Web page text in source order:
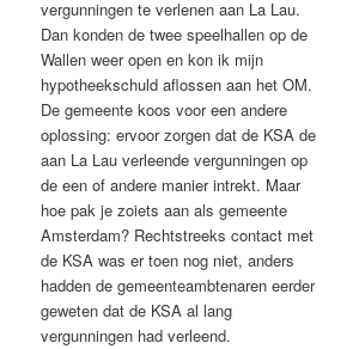
vergunningen te verlenen aan La Lau.
Dan konden de twee speelhallen op de
Wallen weer open en kon ik mijn
hypotheekschuld aflossen aan het OM.
De gemeente koos voor een andere
oplossing: ervoor zorgen dat de KSA de
aan La Lau verleende vergunningen op
de een of andere manier intrekt. Maar
hoe pak je zoiets aan als gemeente
Amsterdam? Rechtstreeks contact met
de KSA was er toen nog niet, anders
hadden de gemeenteambtenaren eerder
geweten dat de KSA al lang
vergunningen had verleend.